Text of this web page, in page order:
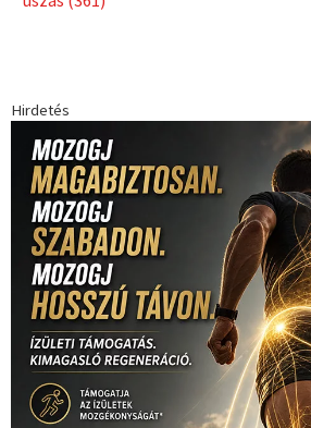
(181)Jégkorong(148)kajakkenu(138)karate
kosárlabda(166) Lewis
labdarúgóválogatott(148)Mercedes (244)
Dakar Team(132)Rali Világbajnokság (122)
2016(373)sport Sportime Magazin
(316) Szalay Balázs(126) tenisz(416)
(126)Video(247)világbajnokság (162)
(222) vívás(174) (197) Érdi Mária
úszás(361)
Hirdetés